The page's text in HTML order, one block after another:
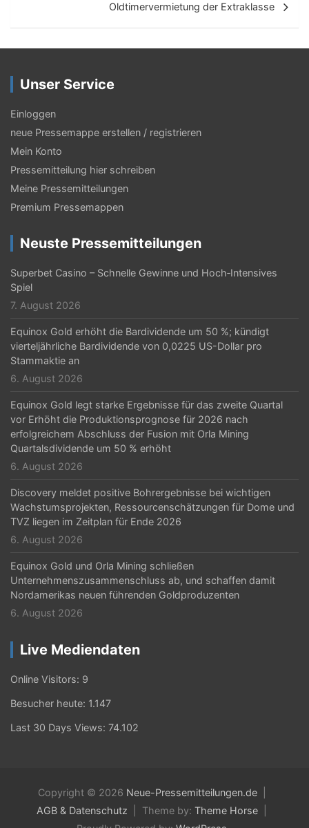
t
r
a
g
s
-
N
a
v
i
g
a
t
i
o
n
Oldtimervermietung der Extraklasse
Unser Service
Einloggen
neue Pressemappe erstellen / registrieren
Mein Konto
Pressemitteilung hier schreiben
Meine Pressemitteilungen
Premium Pressemappen
Neuste Pressemitteilungen
Superbet Casino – Schnelle Gewinne und Hoch‑Intensives
Spiel
7. August 2026
Equinox Gold erhöht die Bardividende um 50 %; kündigt
vierteljährliche Bardividende von 0,0225 US-Dollar pro
Stammaktie an
6. August 2026
Equinox Gold legt starke Ergebnisse für das zweite Quartal
vor Erhöht die Produktionsprognose für 2026 nach
erfolgreichem Abschluss der Fusion mit Orla Mining
Quartalsdividende um 50 % erhöht
6. August 2026
Discovery meldet positive Bohrergebnisse bei wichtigen
Wachstumsprojekten, Ressourcenschätzungen für Dome und
TVZ liegen im Zeitplan für Ende 2026
6. August 2026
Equinox Gold und Orla Mining schließen
Unternehmenszusammenschluss ab, und schaffen damit
Nordamerikas neuen führenden Goldproduzenten
6. August 2026
Live Mediendaten
Online Visitors: 9
Besucher heute: 1.147
Last 30 Days Views: 74.102
Copyright © 2026 Neue-Pressemitteilungen.de
AGB & Datenschutz
Theme by: Theme Horse